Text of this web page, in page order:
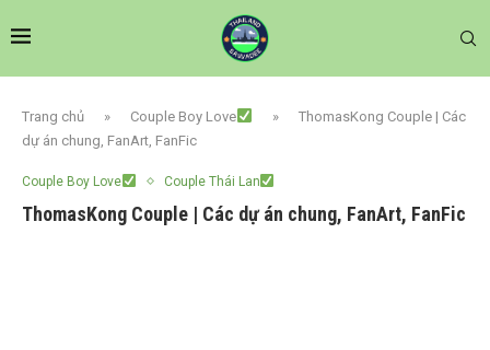
Trang chủ » Couple Boy Love »
ThomasKong Couple | Các
dự án chung, FanArt, FanFic
Couple Boy Love Couple Thái Lan
ThomasKong Couple | Các dự án chung, FanArt, FanFic